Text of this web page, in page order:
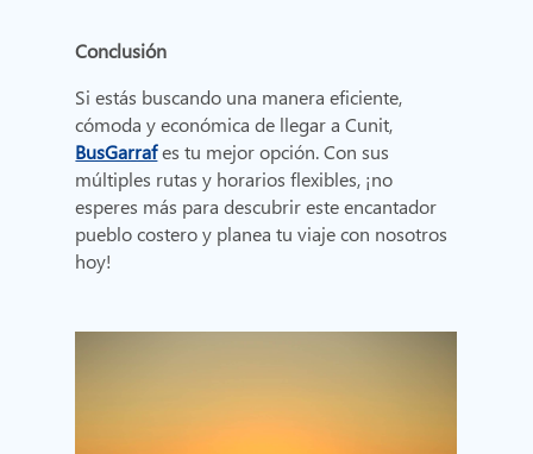
Conclusión
Si estás buscando una manera eficiente,
cómoda y económica de llegar a Cunit,
BusGarrafes tu mejor opción. Con sus
múltiples rutas y horarios flexibles, ¡no
esperes más para descubrir este encantador
pueblo costero y planea tu viaje con nosotros
hoy!